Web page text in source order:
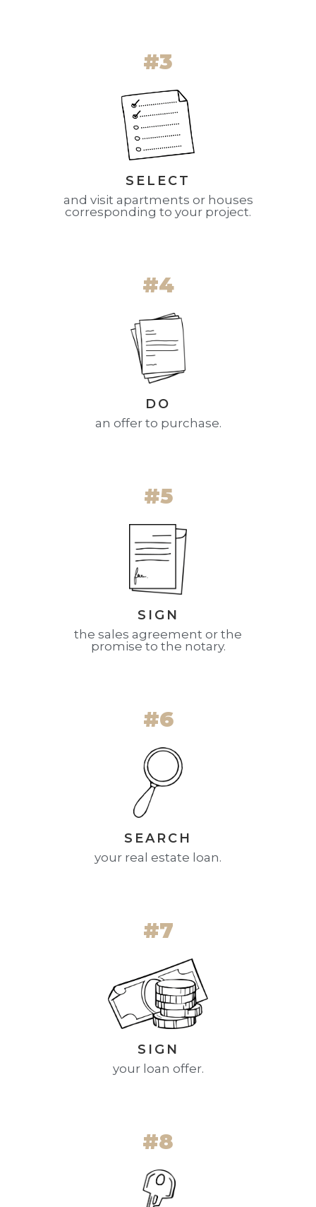
#3
SELECT
and visit apartments or houses
corresponding to your project.
#4
DO
an offer to purchase.
#5
SIGN
the sales agreement or the
promise to the notary.
#6
SEARCH
your real estate loan.
#7
SIGN
your loan offer.
#8